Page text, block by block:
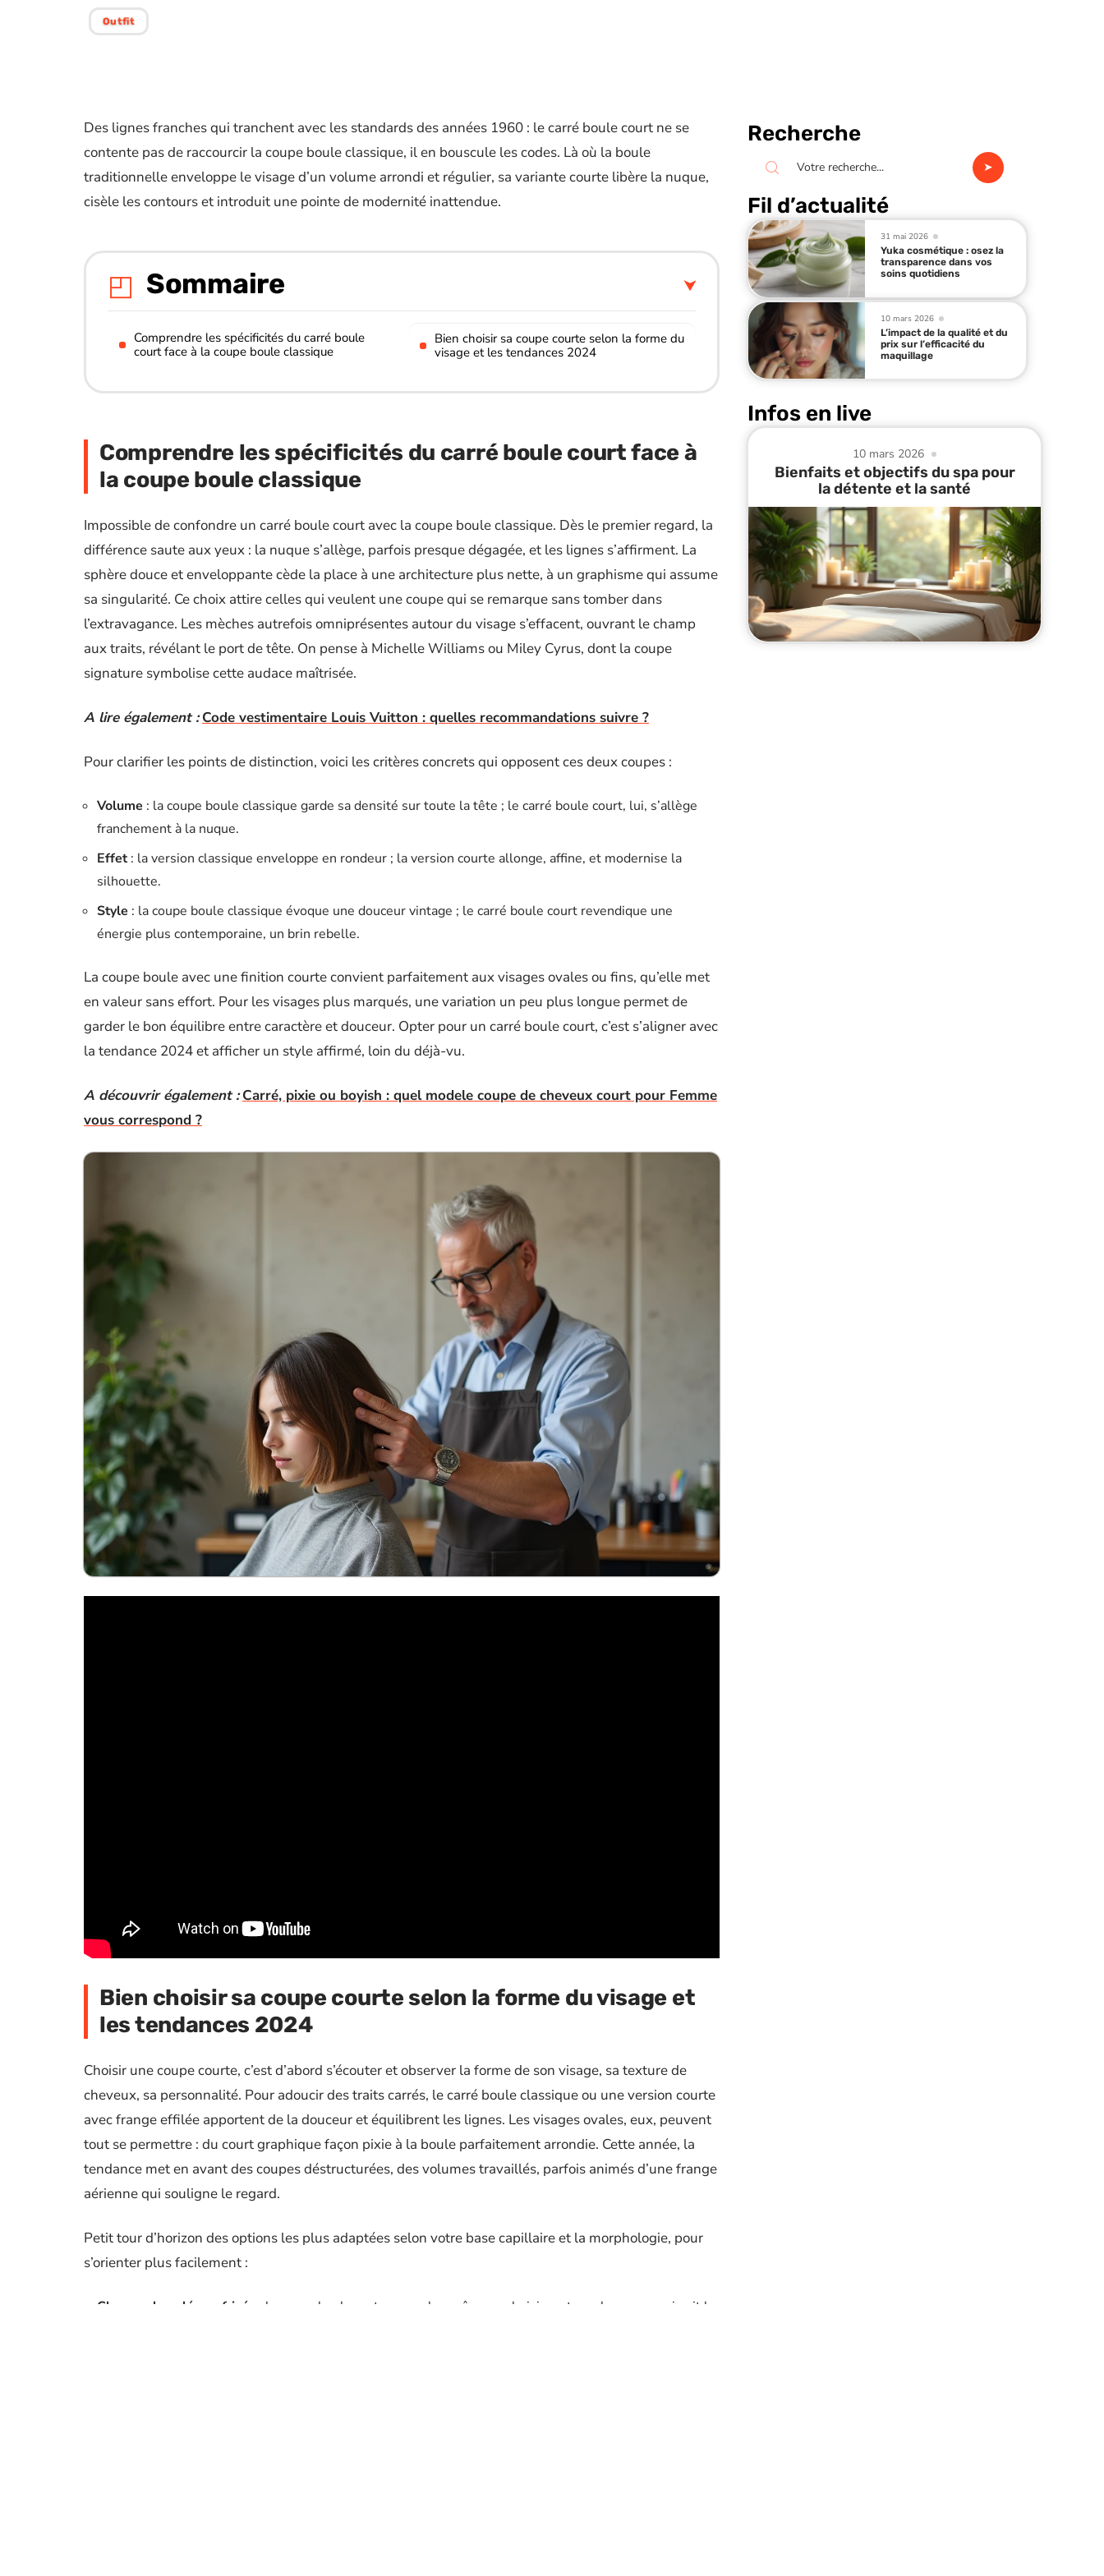
Outfit
Des lignes franches qui tranchent avec les standards des années 1960 : le carré boule court ne se
contente pas de raccourcir la coupe boule classique, il en bouscule les codes. Là où la boule
traditionnelle enveloppe le visage d’un volume arrondi et régulier, sa variante courte libère la nuque,
cisèle les contours et introduit une pointe de modernité inattendue.
Sommaire
Comprendre les spécificités du carré boule
court face à la coupe boule classique
Bien choisir sa coupe courte selon la forme du
visage et les tendances 2024
Comprendre les spécificités du carré boule court face à
la coupe boule classique
Impossible de confondre un carré boule court avec la coupe boule classique. Dès le premier regard, la
différence saute aux yeux : la nuque s’allège, parfois presque dégagée, et les lignes s’affirment. La
sphère douce et enveloppante cède la place à une architecture plus nette, à un graphisme qui assume
sa singularité. Ce choix attire celles qui veulent une coupe qui se remarque sans tomber dans
l’extravagance. Les mèches autrefois omniprésentes autour du visage s’effacent, ouvrant le champ
aux traits, révélant le port de tête. On pense à Michelle Williams ou Miley Cyrus, dont la coupe
signature symbolise cette audace maîtrisée.
A lire également : Code vestimentaire Louis Vuitton : quelles recommandations suivre ?
Pour clarifier les points de distinction, voici les critères concrets qui opposent ces deux coupes :
Volume : la coupe boule classique garde sa densité sur toute la tête ; le carré boule court, lui, s’allège
franchement à la nuque.
Effet : la version classique enveloppe en rondeur ; la version courte allonge, affine, et modernise la
silhouette.
Style : la coupe boule classique évoque une douceur vintage ; le carré boule court revendique une
énergie plus contemporaine, un brin rebelle.
La coupe boule avec une finition courte convient parfaitement aux visages ovales ou fins, qu’elle met
en valeur sans effort. Pour les visages plus marqués, une variation un peu plus longue permet de
garder le bon équilibre entre caractère et douceur. Opter pour un carré boule court, c’est s’aligner avec
la tendance 2024 et afficher un style affirmé, loin du déjà-vu.
A découvrir également : Carré, pixie ou boyish : quel modele coupe de cheveux court pour Femme
vous correspond ?
Bien choisir sa coupe courte selon la forme du visage et
les tendances 2024
Choisir une coupe courte, c’est d’abord s’écouter et observer la forme de son visage, sa texture de
cheveux, sa personnalité. Pour adoucir des traits carrés, le carré boule classique ou une version courte
avec frange effilée apportent de la douceur et équilibrent les lignes. Les visages ovales, eux, peuvent
tout se permettre : du court graphique façon pixie à la boule parfaitement arrondie. Cette année, la
tendance met en avant des coupes déstructurées, des volumes travaillés, parfois animés d’une frange
aérienne qui souligne le regard.
Petit tour d’horizon des options les plus adaptées selon votre base capillaire et la morphologie, pour
s’orienter plus facilement :
Cheveux bouclés ou frisés
: la coupe boule reste une valeur sûre, en choisissant une longueur qui suit la
Recherche
Fil d’actualité
31 mai 2026
Yuka cosmétique : osez la
transparence dans vos
soins quotidiens
10 mars 2026
L’impact de la qualité et du
prix sur l’efficacité du
maquillage
Infos en live
10 mars 2026
Bienfaits et objectifs du spa pour
la détente et la santé